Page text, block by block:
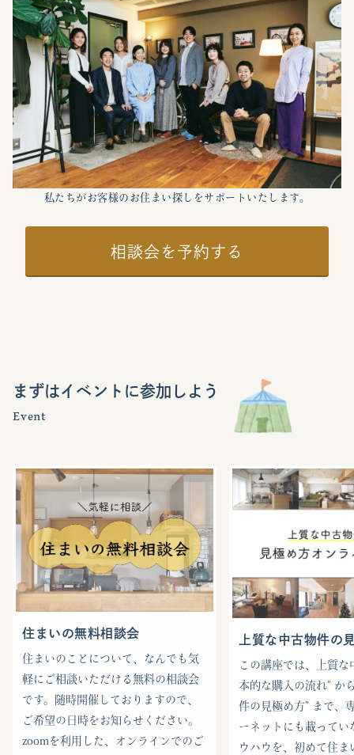
私たちがお客様のお住まい探しをサポートいたします。
相談会を予約する
まずはイベントに参加しよう
Event
住まいの無料相談会
住まいのことについて、なんでも気
軽にご相談いただける無料の相談会
です。随時開催しておりますので、
ご希望の日時をお知らせください。
zoomを利用した、オンラインでのご
上質な中古物件の
この講座では、上質な
本的な購入の流れ" か
件の見極め方" まで、
ーネットにも載ってい
ウハウを、初めて住ま